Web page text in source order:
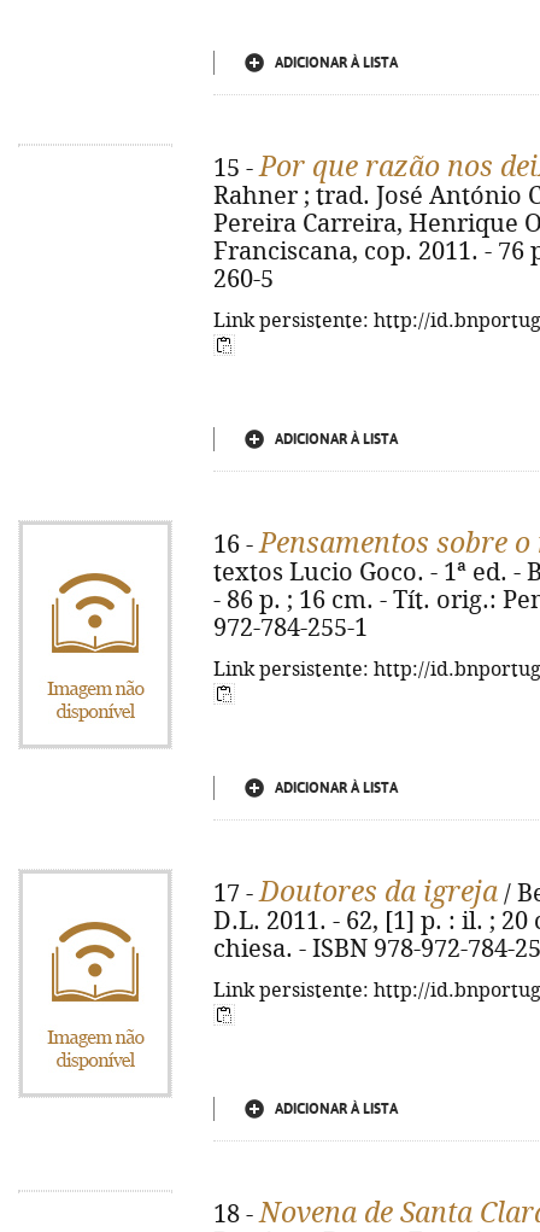
ADICIONAR À LISTA
15 -Por que razão nos
Rahner ; trad. José António
Pereira Carreira, Henrique
Franciscana, cop. 2011. - 76
260-5
Link persistente: http://
ADICIONAR À LISTA
16 -Pensamentos sobre
textos Lucio Goco. - 1ª ed. -
- 86 p. ; 16 cm. - Tít. orig.:
972-784-255-1
Link persistente: http://
ADICIONAR À LISTA
17 -Doutores da igreja /
D.L. 2011. - 62, [1] p. : il. ;
chiesa. - ISBN 978-972-784-
Link persistente: http://
ADICIONAR À LISTA
18 -Novena de Santa